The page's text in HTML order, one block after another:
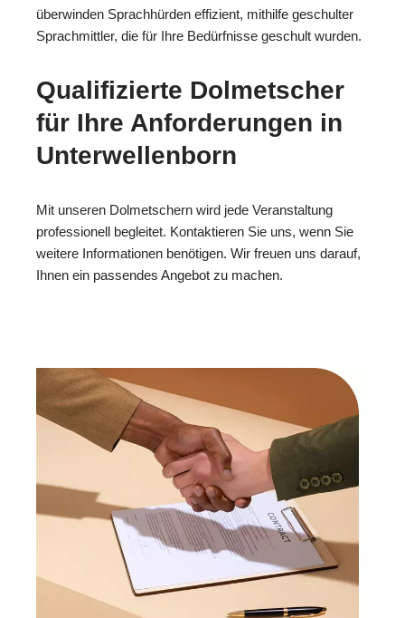
überwinden Sprachhürden effizient, mithilfe geschulter
Sprachmittler, die für Ihre Bedürfnisse geschult wurden.
Qualifizierte Dolmetscher
für Ihre Anforderungen in
Unterwellenborn
Mit unseren Dolmetschern wird jede Veranstaltung
professionell begleitet. Kontaktieren Sie uns, wenn Sie
weitere Informationen benötigen. Wir freuen uns darauf,
Ihnen ein passendes Angebot zu machen.